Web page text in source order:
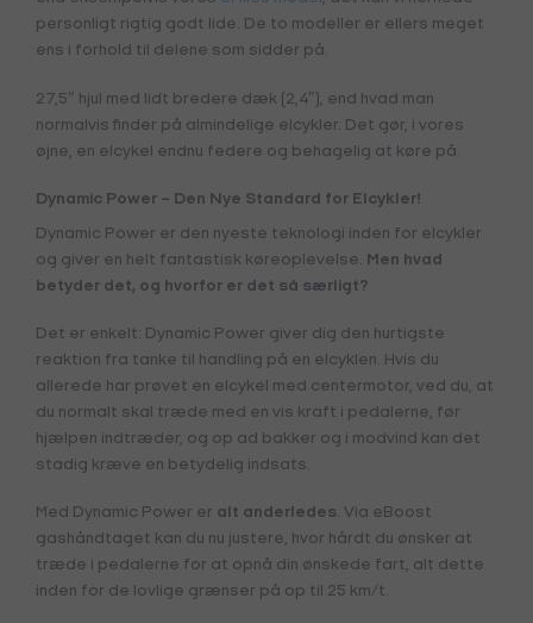
personligt rigtig godt lide. De to modeller er ellers meget
ens i forhold til delene som sidder på.
27,5″ hjul med lidt bredere dæk (2,4″), end hvad man
normalvis finder på almindelige elcykler. Det gør, i vores
øjne, en elcykel endnu federe og behagelig at køre på.
Dynamic Power – Den Nye Standard for Elcykler!
Dynamic Power er den nyeste teknologi inden for elcykler
og giver en helt fantastisk køreoplevelse. Men hvad
betyder det, og hvorfor er det så særligt?
Det er enkelt: Dynamic Power giver dig den hurtigste
reaktion fra tanke til handling på en elcyklen. Hvis du
allerede har prøvet en elcykel med centermotor, ved du, at
du normalt skal træde med en vis kraft i pedalerne, før
hjælpen indtræder, og op ad bakker og i modvind kan det
stadig kræve en betydelig indsats.
Med Dynamic Power er alt anderledes. Via eBoost
gashåndtaget kan du nu justere, hvor hårdt du ønsker at
træde i pedalerne for at opnå din ønskede fart, alt dette
inden for de lovlige grænser på op til 25 km/t.